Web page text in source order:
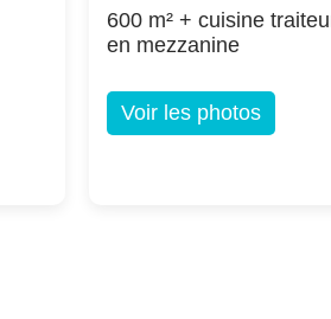
600 m² + cuisine
en mezzanine
Voir les photos